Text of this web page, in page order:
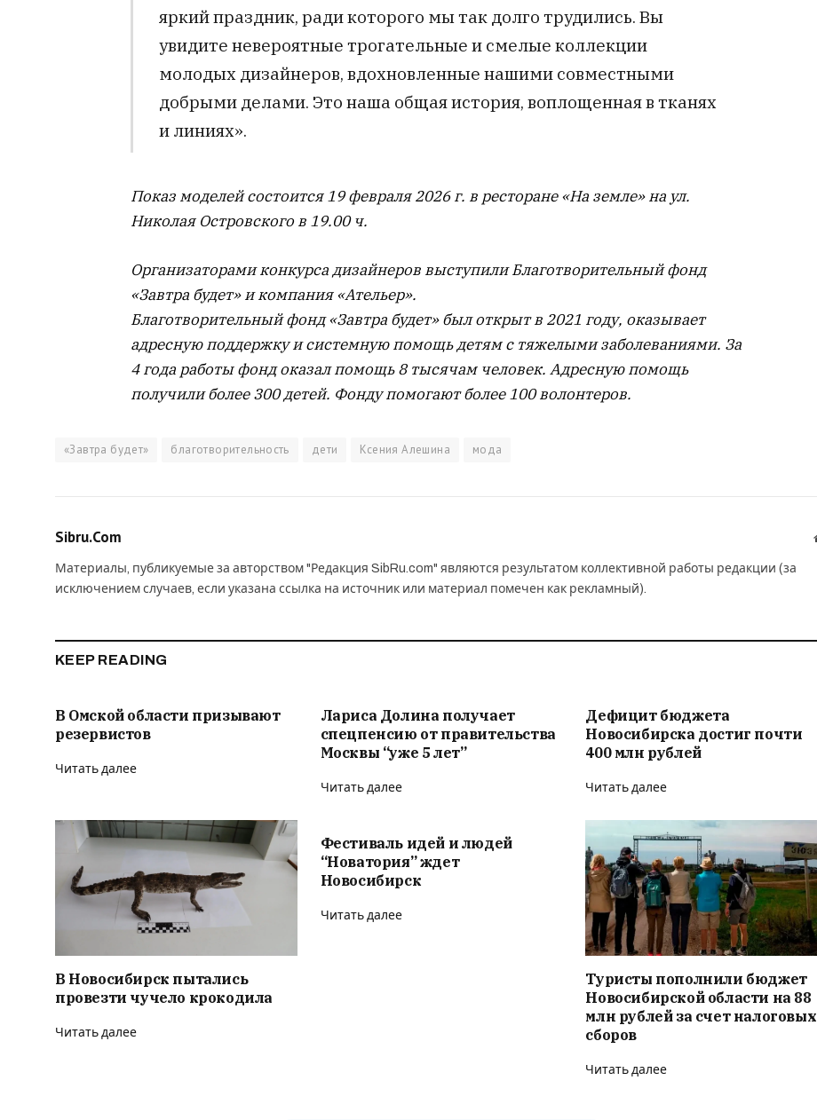
яркий праздник, ради которого мы так долго трудились. Вы
увидите невероятные трогательные и смелые коллекции
молодых дизайнеров, вдохновленные нашими совместными
добрыми делами. Это наша общая история, воплощенная в тканях
и линиях».
Показ моделей состоится 19 февраля 2026 г. в ресторане «На земле» на ул.
Николая Островского в 19.00 ч.
Организаторами конкурса дизайнеров выступили Благотворительный фонд
«Завтра будет» и компания «Ательер».
Благотворительный фонд «Завтра будет» был открыт в 2021 году, оказывает
адресную поддержку и системную помощь детям с тяжелыми заболеваниями. За
4 года работы фонд оказал помощь 8 тысячам человек. Адресную помощь
получили более 300 детей. Фонду помогают более 100 волонтеров.
«Завтра будет» благотворительность дети Ксения Алешина мода
Sibru.Com
Материалы, публикуемые за авторством "Редакция SibRu.com" являются результатом коллективной работы редакции (за
исключением случаев, если указана ссылка на источник или материал помечен как рекламный).
KEEP READING
В Омской области призывают
резервистов
Читать далее
Лариса Долина получает
спецпенсию от правительства
Москвы “уже 5 лет”
Читать далее
Дефицит бюджета
Новосибирска достиг почти
400 млн рублей
Читать далее
В Новосибирск пытались
провезти чучело крокодила
Читать далее
Фестиваль идей и людей
“Новатория” ждет
Новосибирск
Читать далее
Туристы пополнили бюджет
Новосибирской области на 88
млн рублей за счет налоговых
сборов
Читать далее